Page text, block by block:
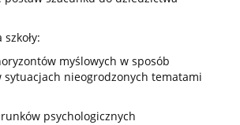
myślowych w sposób
sytuacjach nieogrodzonych tematami
psychologicznych